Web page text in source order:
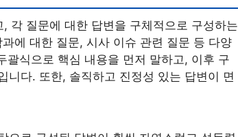
각 질문에 대한 답변을 구체적으로 구성하는
에 대한 질문, 시사 이슈 관련 질문 등 다양
식으로 핵심 내용을 먼저 말하고, 이후 구
니다. 또한, 솔직하고 진정성 있는 답변이 면